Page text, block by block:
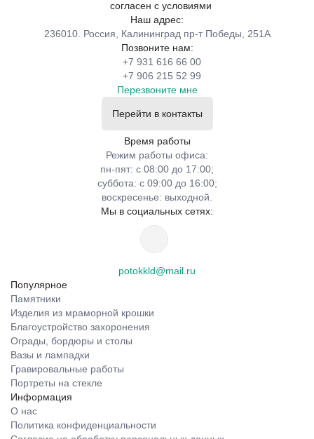
согласен с условиями
Наш адрес:
236010. Россия, Калининград пр-т Победы, 251А
Позвоните нам:
+7 931 616 66 00
+7 906 215 52 99
Перезвоните мне
Перейти в контакты
Время работы
Режим работы офиса:
пн-пят: с 08:00 до 17:00;
суббота: с 09:00 до 16:00;
воскресенье: выходной.
Мы в социальных сетях:
potokkld@mail.ru
Популярное
Памятники
Изделия из мраморной крошки
Благоустройство захоронения
Ограды, бордюры и столы
Вазы и лампадки
Гравировальные работы
Портреты на стекле
Информация
О нас
Политика конфиденциальности